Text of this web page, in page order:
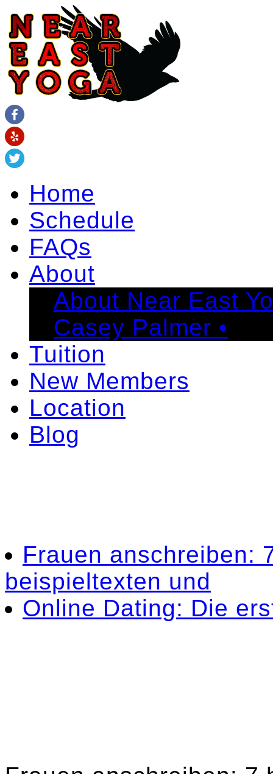
Home
Schedule
FAQs
About
About Near East
Casey Palmer •
Tuition
New Members
Location
Blog
Frauen anschreiben:
beispieltexten und
Online Dating: Die